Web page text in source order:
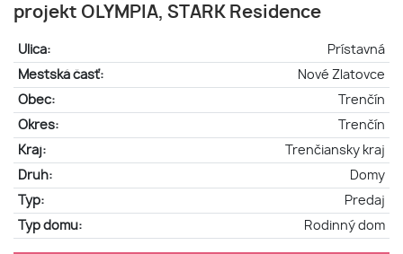
projekt OLYMPIA, STARK Residence
Ulica:
Prístavná
Mestská časť:
Nové Zlatovce
Obec:
Trenčín
Okres:
Trenčín
Kraj:
Trenčiansky kraj
Druh:
Domy
Typ:
Predaj
Typ domu:
Rodinný dom